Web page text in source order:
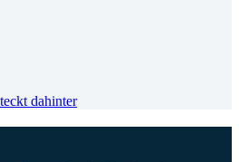
dahinter